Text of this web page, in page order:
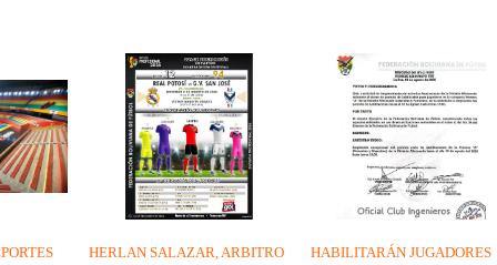
HABILITARÁN JUGADORES
HERLAN SALAZAR, ARBITRO